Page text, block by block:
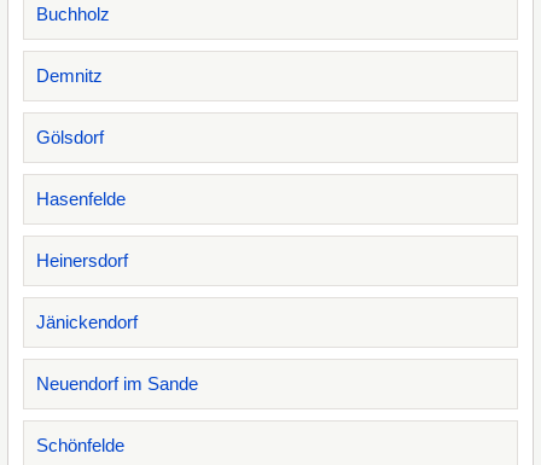
Buchholz
Demnitz
Gölsdorf
Hasenfelde
Heinersdorf
Jänickendorf
Neuendorf im Sande
Schönfelde